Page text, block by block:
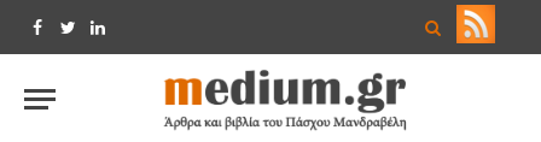
Facebook
TwitterLinkedIn